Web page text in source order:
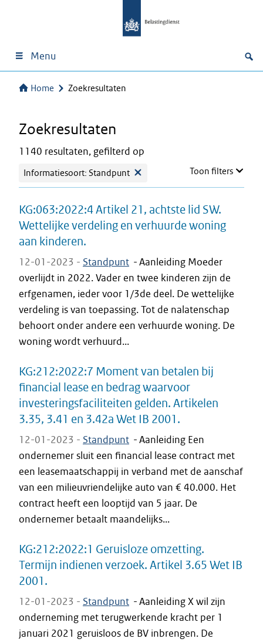
Menu
Home Zoekresultaten
Zoekresultaten
1140 resultaten, gefilterd op
Informatiesoort: Standpunt Toon filters
KG:063:2022:4 Artikel 21, achtste lid SW.
Wettelijke verdeling en verhuurde woning
aan kinderen.
12-01-2023 - Standpunt -Aanleiding Moeder
overlijdt in 2022. Vader en twee kinderen zijn de
erfgenamen, ieder voor 1/3de deel. De wettelijke
verdeling is van toepassing. Tot de nalatenschap
behoort onder andere een verhuurde woning. De
woning wordt verhuurd...
KG:212:2022:7 Moment van betalen bij
financial lease en bedrag waarvoor
investeringsfaciliteiten gelden. Artikelen
3.35, 3.41 en 3.42a Wet IB 2001.
12-01-2023 - Standpunt -Aanleiding Een
ondernemer sluit een financial lease contract met
een leasemaatschappij in verband met de aanschaf
van een milieuvriendelijke auto van € 40.000. Het
contract heeft een looptijd van 5 jaar. De
ondernemer betaalt maandelijks...
KG:212:2022:1 Geruisloze omzetting.
Termijn indienen verzoek. Artikel 3.65 Wet IB
2001.
12-01-2023 - Standpunt -Aanleiding X wil zijn
onderneming met terugwerkende kracht per 1
januari 2021 geruisloos de BV inbrengen. De